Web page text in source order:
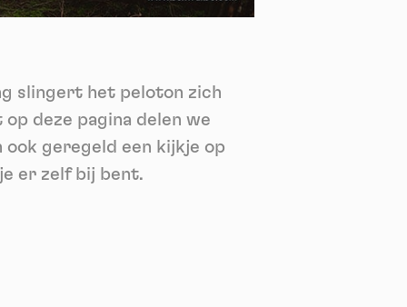
slingert het peloton zich
deze pagina delen we
ook geregeld een kijkje op
er zelf bij bent.